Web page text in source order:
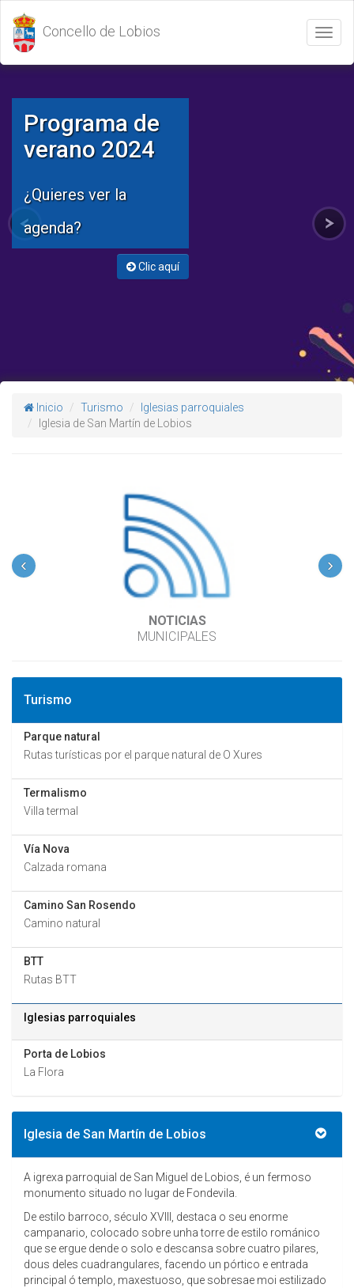
Abrir
/
Cerrar
Concello de Lobios
Programa de
verano 2024
¿Quieres ver la
agenda?
Clic aquí
Inicio Turismo
Iglesias parroquiales
Iglesia de San Martín de Lobios
NOTICIAS
MUNICIPALES
‹ ›
Turismo
Parque natural
Rutas turísticas por el parque natural de O Xures
Termalismo
Villa termal
Vía Nova
Calzada romana
Camino San Rosendo
Camino natural
BTT
Rutas BTT
Iglesias parroquiales
Porta de Lobios
La Flora
Iglesia de San Martín de Lobios
A igrexa parroquial de San Miguel de Lobios, é un fermoso
monumento situado no lugar de Fondevila.
De estilo barroco, século XVIII, destaca o seu enorme
campanario, colocado sobre unha torre de estilo románico
que se ergue dende o solo e descansa sobre cuatro pilares,
dous deles cuadrangulares, facendo un pórtico e entrada
principal ó templo, maxestuoso, que sobresae moi estilizado